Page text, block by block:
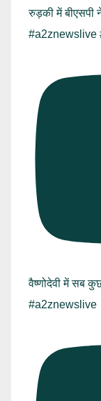
रुड़की में बीएसपी
#a2znewslive
वैष्णोदेवी में सब
#a2znewslive